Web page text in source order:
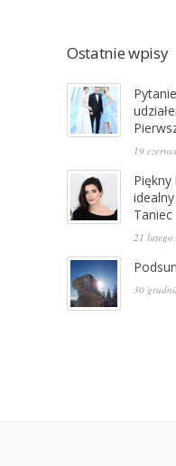
Ostatnie wpisy
19
Piękny
Taniec
21 lutego
30